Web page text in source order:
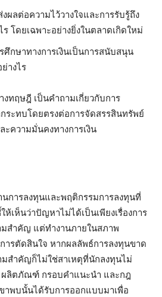
ลต่อความไว้วางใจและการรับรู้ถึง
โดยเฉพาะอย่างยิ่งในตลาดเกิดใหม่
ศึกษาทางการเงินเป็นการสนับสนุน
างไร
งทฤษฎี เป็นคำถามเกี่ยวกับการ
ระทบโดยตรงต่อการจัดสรรสินทรัพย์
ความมั่นคงทางการเงิน
นการลงทุนและพฤติกรรมการลงทุนที่
ห้เห็นว่าปัญหาไม่ได้เป็นเพียงเรื่องการ
สำคัญ แต่ทำงานภายในสภาพ
รตัดสินใจ หากผลลัพธ์การลงทุนขาด
มสำคัญก็ไม่ใช่สาเหตุที่นักลงทุนไม่
ผลิตภัณฑ์ กรอบคำแนะนำ และกฎ
าพบนั้นได้รับการออกแบบมาเพื่อ